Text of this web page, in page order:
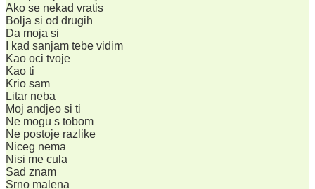
Ako se nekad vratis
Bolja si od drugih
Da moja si
I kad sanjam tebe vidim
Kao oci tvoje
Kao ti
Krio sam
Litar neba
Moj andjeo si ti
Ne mogu s tobom
Ne postoje razlike
Niceg nema
Nisi me cula
Sad znam
Srno malena